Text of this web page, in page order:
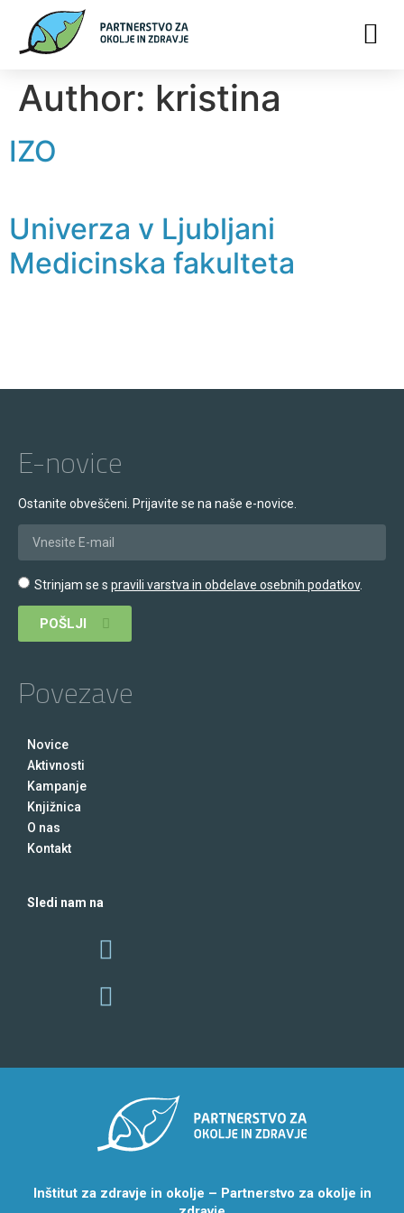
Author: kristina
IZO
Univerza v Ljubljani
Medicinska fakulteta
Povezave
Novice
Aktivnosti
Kampanje
Knjižnica
O nas
Kontakt
Sledi nam na
E-novice
Ostanite obveščeni. Prijavite se na naše e-novice.
Strinjam se s pravili varstva in obdelave osebnih podatkov.
POŠLJI
Inštitut za zdravje in okolje – Partnerstvo za okolje in